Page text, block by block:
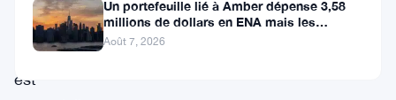
actuellement,
est
Un portefeuille lié à Amber dépense 3,58
millions de dollars en ENA mais les
acheteurs ne suivent pas
Août 7, 2026